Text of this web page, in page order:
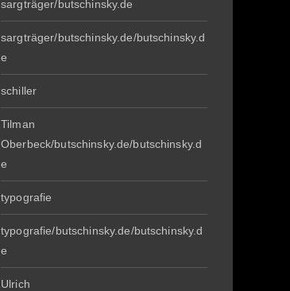
sargträger/butschinsky.de
sargträger/butschinsky.de/butschinsky.d
e
schiller
Tilman
Oberbeck/butschinsky.de/butschinsky.d
e
typografie
typografie/butschinsky.de/butschinsky.d
e
Ulrich